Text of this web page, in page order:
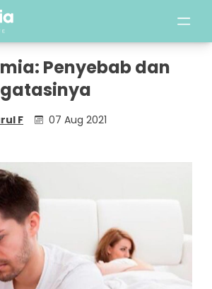
Penyebab dan
F 07 Aug 2021